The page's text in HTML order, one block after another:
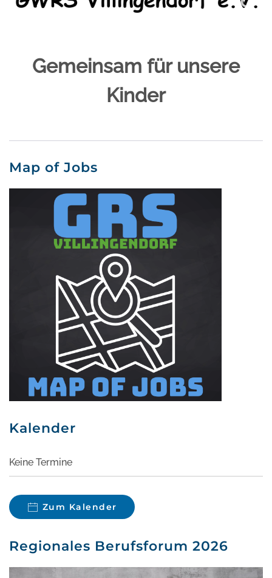
Gemeinsam für unsere
Kinder
Map of Jobs
Kalender
Keine Termine
Zum Kalender
Regionales Berufsforum 2026